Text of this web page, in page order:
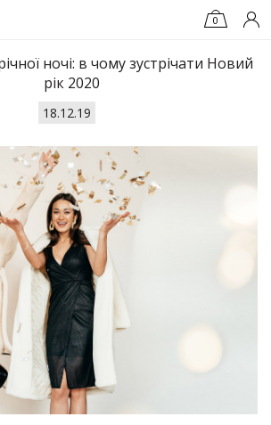
0
ночі: в чому зустрічати Новий
рік 2020
18.12.19